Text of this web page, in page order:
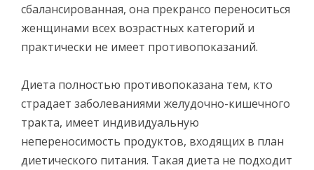
сбалансированная, она прекрансо переноситься
женщинами всех возрастных категорий и
практически не имеет противопоказаний.
Диета полностью противопоказана тем, кто
страдает заболеваниями желудочно-кишечного
тракта, имеет индивидуальную
непереносимость продуктов, входящих в план
диетического питания. Такая диета не подходит